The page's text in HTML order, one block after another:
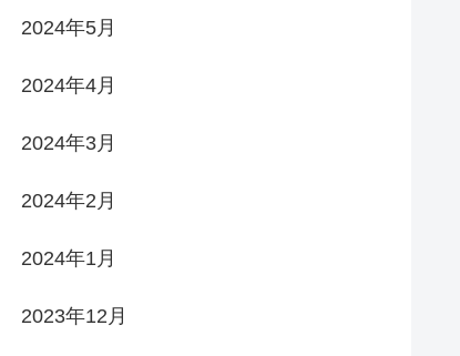
2024年5月
2024年4月
2024年3月
2024年2月
2024年1月
2023年12月